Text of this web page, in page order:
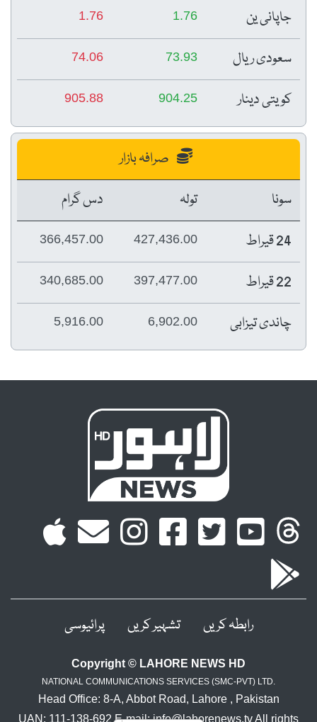
جاپانی ین 1.76
1.76
سعودی ریال 73.93
74.06
کویتی دینار 904.25
905.88
صرافہ بازار
سونا
تولہ
دس گرام
24 قیراط
427,436.00
366,457.00
22 قیراط 397,477.00
340,685.00
چاندی تیزابی 6,902.00
5,916.00
رابطہ کریں تشہیر کریں پرائیوسی
Copyright © LAHORE NEWS HD
NATIONAL COMMUNICATIONS SERVICES (SMC-PVT) LTD.
Head Office: 8-A, Abbot Road, Lahore , Pakistan
UAN: 111-138-692 E-mail: info@lahorenews.tv All rights